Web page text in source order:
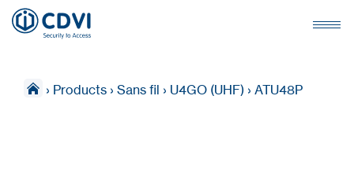
› Products › Sans fil › U4GO (UHF) › ATU48P